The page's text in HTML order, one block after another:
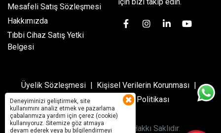
Mesafeli Satış Sözleşmesi
Hakkımızda
Tıbbi Cihaz Satış Yetki
Belgesi
Üyelik Sözleşmesi
Kişisel Verilerin Korunması
Gizlilik Politikası
Çerez Politikası
© 2022 Topcu Dental Tüm Hakkı Saklıdır.
Deneyiminizi geliştirmek, site
kullanımını analiz etmek ve pazarlama
çabalarımıza yardım için çerez (cookie)
kullanıyoruz. Sitemize göz atmaya
devam ederek veya bu bilgilendirmeyi